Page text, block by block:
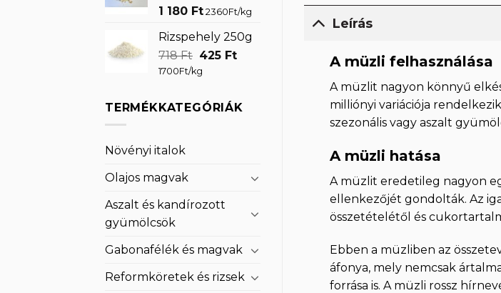
1 180 Ft 2360Ft/kg
Rizspehely 250g
718Ft Original
price
718 Ft.
425 FtCurrent
425 Ft.
1700Ft/kg
TERMÉKKATEGÓRIÁK
Növényi italok
Olajos magvak
Aszalt és kandírozott
gyümölcsök
Gabonafélék és magvak
Reformköretek és rizsek
Leírás
A müzli felhasználása
A müzlit nagyon könnyű
milliónyi variációja
szezonális vagy aszalt
A müzli hatása
A müzlit eredetileg nagyon
ellenkezőjét gondolták. Az
összetételétől és
Ebben a müzliben az
áfonya, mely nemcsak
forrása is. A müzli rossz